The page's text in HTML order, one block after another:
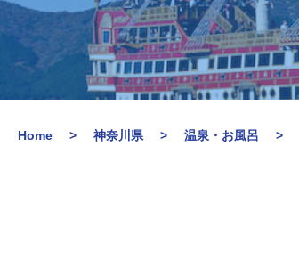
Home 神奈川県 温泉・お風呂